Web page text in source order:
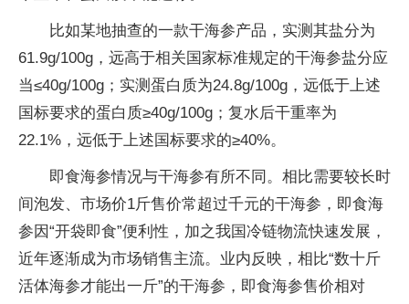
比如某地抽查的一款干海参产品，实测其盐分为
61.9g/100g，远高于相关国家标准规定的干海参盐分应
当≤40g/100g；实测蛋白质为24.8g/100g，远低于上述
国标要求的蛋白质≥40g/100g；复水后干重率为
22.1%，远低于上述国标要求的≥40%。
即食海参情况与干海参有所不同。相比需要较长时
间泡发、市场价1斤售价常超过千元的干海参，即食海
参因“开袋即食”便利性，加之我国冷链物流快速发展，
近年逐渐成为市场销售主流。业内反映，相比“数十斤
活体海参才能出一斤”的干海参，即食海参售价相对